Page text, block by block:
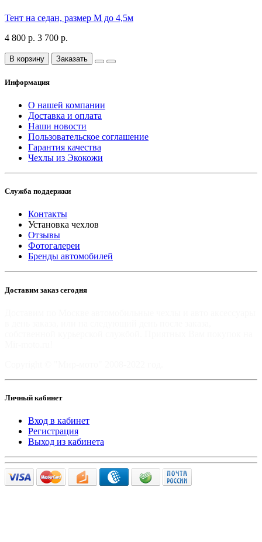
Тент на седан, размер М до 4,5м
4 800 р. 3 700 р.
В корзину Заказать
Информация
О нашей компании
Доставка и оплата
Наши новости
Пользовательское соглашение
Гарантия качества
Чехлы из Экокожи
Служба поддержки
Контакты
Установка чехлов
Отзывы
Фотогалереи
Бренды автомобилей
Доставим заказ сегодня
Личный кабинет
Вход в кабинет
Регистрация
Выход из кабинета